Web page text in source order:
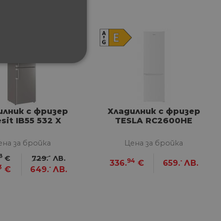
с фризер
IB55 532 X
за бройка
€
€
729.- ЛВ.
649.- ЛВ.
Хладилник с фризер
TESLA RC2600HE
Цена за бройка
336.94 € 659.- ЛВ.
ФУНКЦИОНАЛНИ
и управление на